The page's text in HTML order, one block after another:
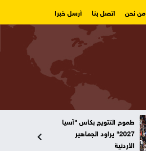
من نحن اتصل بنا أرسل خبرا
طموح التتويج بكأس "آسيا
2027" يراود الجماهير
الأردنية